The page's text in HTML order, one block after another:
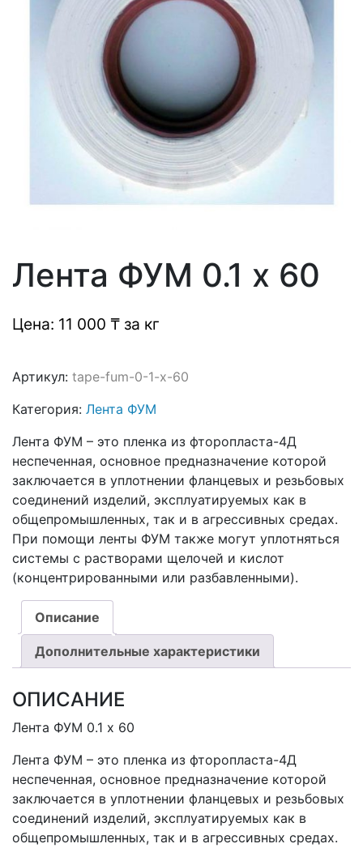
Лента ФУМ 0.1 х 60
Цена: 11 000 ₸ за кг
Артикул: tape-fum-0-1-x-60
Категория: Лента ФУМ
Лента ФУМ – это пленка из фторопласта-4Д
неспеченная, основное предназначение которой
заключается в уплотнении фланцевых и резьбовых
соединений изделий, эксплуатируемых как в
общепромышленных, так и в агрессивных средах.
При помощи ленты ФУМ также могут уплотняться
системы с растворами щелочей и кислот
(концентрированными или разбавленными).
Описание
Дополнительные характеристики
ОПИСАНИЕ
Лента ФУМ 0.1 х 60
Лента ФУМ – это пленка из фторопласта-4Д
неспеченная, основное предназначение которой
заключается в уплотнении фланцевых и резьбовых
соединений изделий, эксплуатируемых как в
общепромышленных, так и в агрессивных средах.